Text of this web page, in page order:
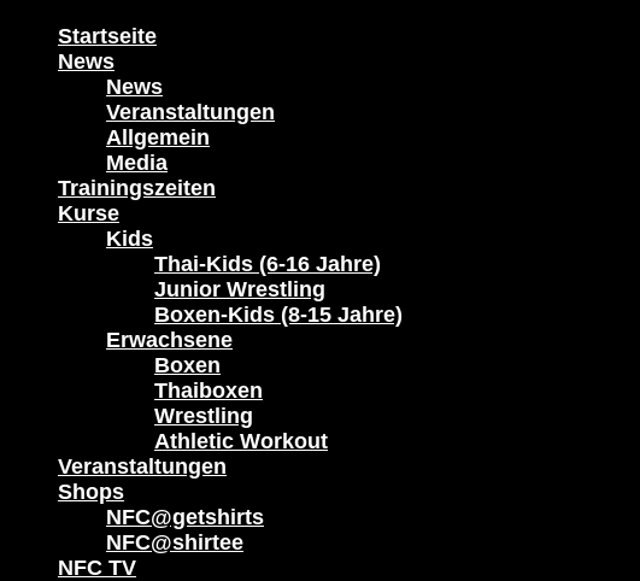
Startseite
News
News
Veranstaltungen
Allgemein
Media
Trainingszeiten
Kurse
Kids
Thai-Kids (6-16 Jahre)
Junior Wrestling
Boxen-Kids (8-15 Jahre)
Erwachsene
Boxen
Thaiboxen
Wrestling
Athletic Workout
Veranstaltungen
Shops
NFC@getshirts
NFC@shirtee
NFC TV